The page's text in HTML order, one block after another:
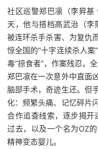
社区巡警郑巴凛（李昇
天，他与搭档高武治（
被连环杀手杀害、为复
惊全国的“十字连续杀人案
毒“掠食者”，作案残忍，全
郑巴凛在一次意外中直面
脑部手术，奇迹生还。但
化：频繁头痛、记忆碎片
合作追查线索，逐步揭开
过去，以及一个名为OZ
精神变态婴儿。